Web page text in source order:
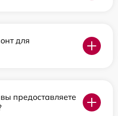
для
предоставляете